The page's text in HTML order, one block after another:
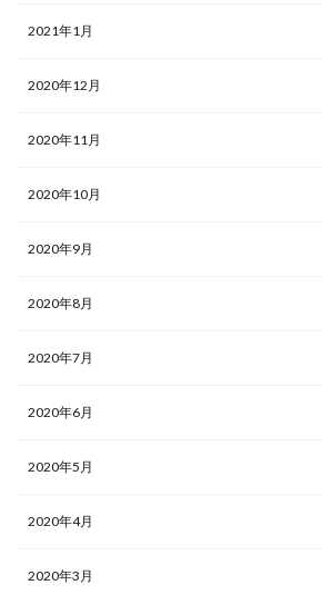
2021年1月
2020年12月
2020年11月
2020年10月
2020年9月
2020年8月
2020年7月
2020年6月
2020年5月
2020年4月
2020年3月